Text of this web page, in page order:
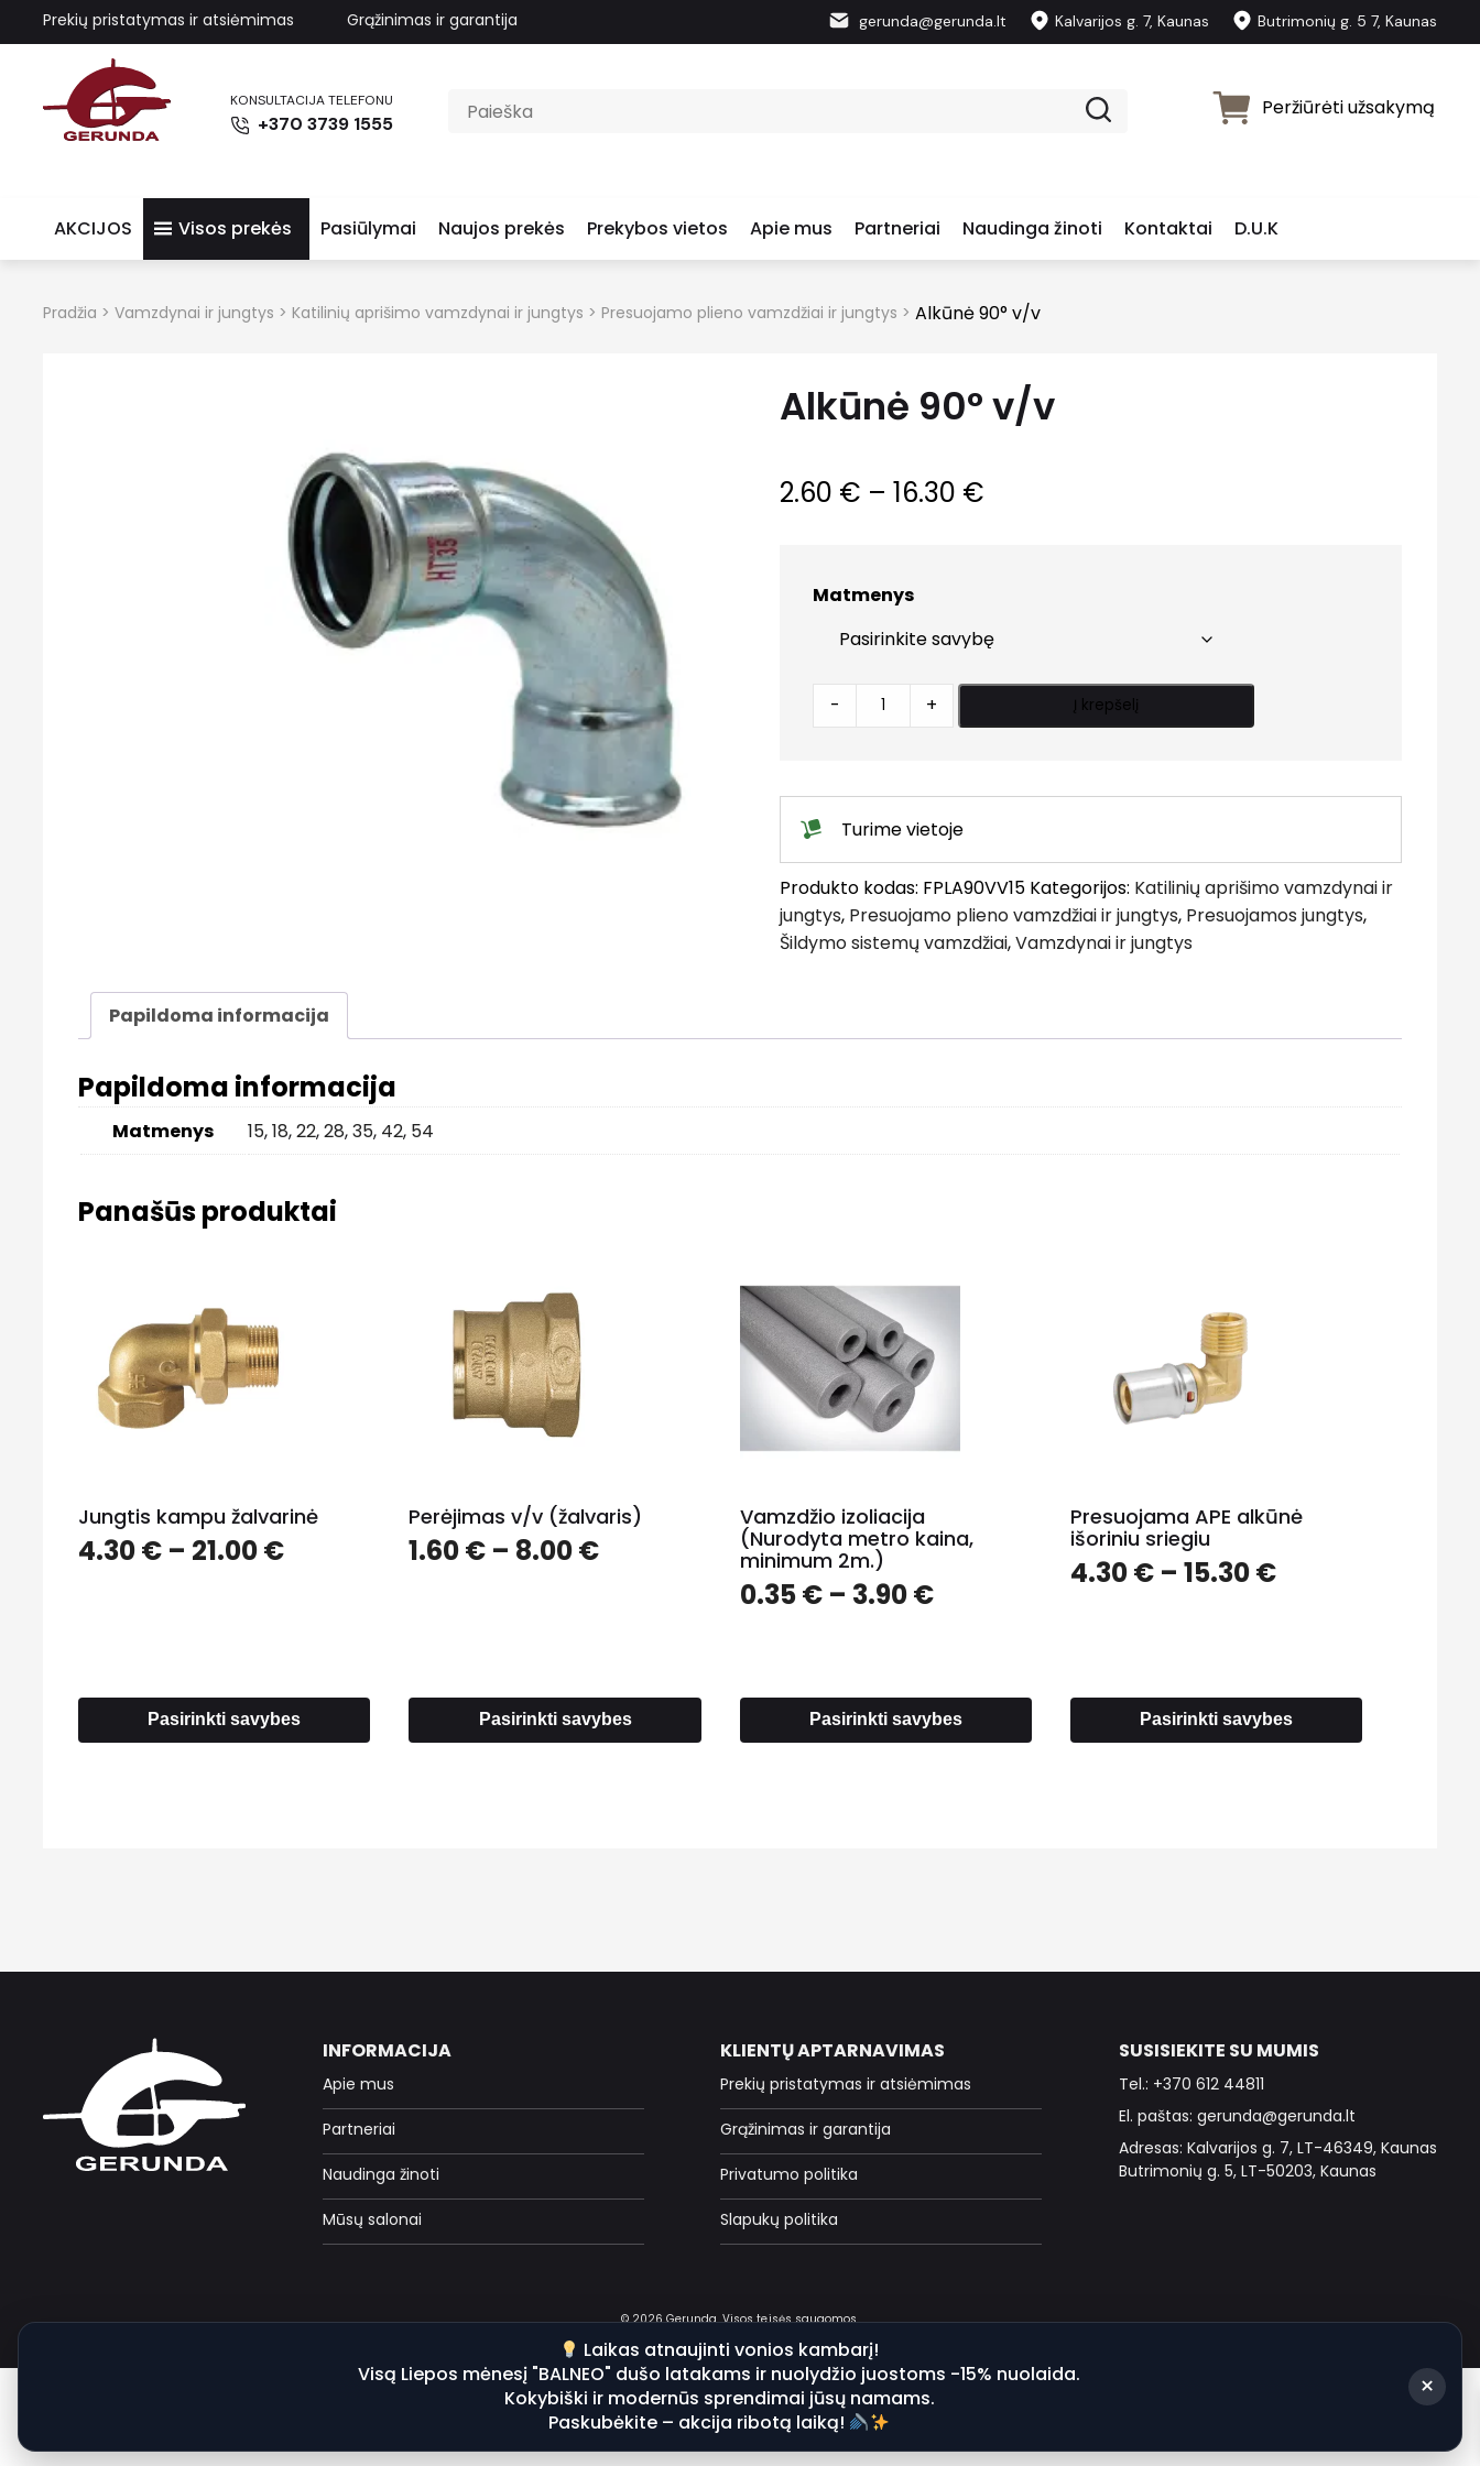
Prekių pristatymas ir atsiėmimas Grąžinimas ir garantija gerunda@gerunda.lt Kalvarijos g. 7, Kaunas Butrimonių g. 5 7, Kaunas
KONSULTACIJA TELEFONU
+370 3739 1555
Peržiūrėti užsakymą
AKCIJOS Visos prekės Pasiūlymai Naujos prekės Prekybos vietos Apie mus Partneriai Naudinga žinoti Kontaktai D.U.K
Pradžia > Vamzdynai ir jungtys > Katilinių aprišimo vamzdynai ir jungtys > Presuojamo plieno vamzdžiai ir jungtys > Alkūnė 90° v/v
Alkūnė 90° v/v
2.60 € – 16.30 €
16.30 €
Matmenys
90°
- + Į krepšelį
Turime vietoje
Produkto kodas: FPLA90VV15 Kategorijos: Katilinių aprišimo vamzdynai ir
jungtys, Presuojamo plieno vamzdžiai ir jungtys, Presuojamos jungtys,
Šildymo sistemų vamzdžiai,Vamzdynai ir jungtys
Papildoma informacija
Papildoma informacija
Matmenys 15,18,22,28,35, 42, 54
Panašūs produktai
Jungtis kampu žalvarinė
4.30€ – 21.00€Price
Pasirinkti savybes
Perėjimas v/v (žalvaris)
1.60€ – 8.00€Price
Pasirinkti savybes
Vamzdžio izoliacija
(Nurodyta metro kaina,
minimum 2m.)
0.35€ – 3.90€Price
3.90 €
Pasirinkti savybes
Presuojama APE alkūnė
išoriniu sriegiu
4.30€ – 15.30€Price
Pasirinkti savybes
INFORMACIJA
Apie mus
Partneriai
Naudinga žinoti
Mūsų salonai
KLIENTŲ APTARNAVIMAS
Prekių pristatymas ir atsiėmimas
Grąžinimas ir garantija
Privatumo politika
Slapukų politika
SUSISIEKITE SU MUMIS
Tel.: +370 612 44811
El. paštas: gerunda@gerunda.lt
Adresas: Kalvarijos g. 7, LT-46349, Kaunas
Butrimonių g. 5, LT-50203, Kaunas
© 2026 Gerunda. Visos teisės saugomos.
Laikas atnaujinti vonios kambarį!
Visą Liepos mėnesį "BALNEO" dušo latakams ir nuolydžio juostoms -15% nuolaida.
Kokybiški ir modernūs sprendimai jūsų namams.
Paskubėkite – akcija ribotą laiką!
×